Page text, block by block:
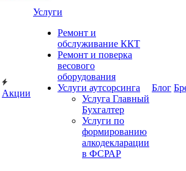
Акции
Услуги
Ремонт и
обслуживание ККТ
Ремонт и поверка
весового
оборудования
Услуги аутсорсинга
Услуга Главный
Бухгалтер
Услуги по
формированию
алкодекларации
в ФСРАР
Блог